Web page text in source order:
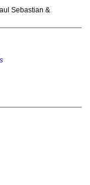
Sebastian &